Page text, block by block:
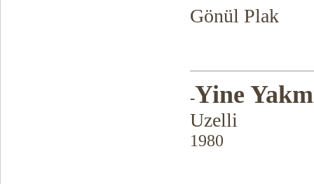
Gönül Plak
-Yine
Uzelli
1980